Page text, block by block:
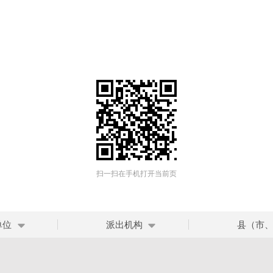
扫一扫在手机打开当前页
位 派出机构 县（市